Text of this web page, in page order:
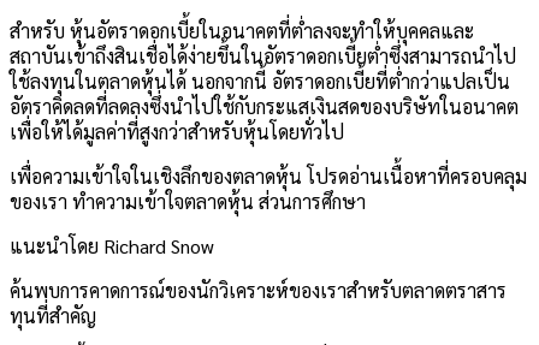
สำหรับ หุ้นอัตราดอกเบี้ยในอนาคตที่ต่ำลงจะทำให้บุคคลและ
สถาบันเข้าถึงสินเชื่อได้ง่ายขึ้นในอัตราดอกเบี้ยต่ำซึ่งสามารถนำไป
ใช้ลงทุนในตลาดหุ้นได้ นอกจากนี้ อัตราดอกเบี้ยที่ต่ำกว่าแปลเป็น
อัตราคิดลดที่ลดลงซึ่งนำไปใช้กับกระแสเงินสดของบริษัทในอนาคต
เพื่อให้ได้มูลค่าที่สูงกว่าสำหรับหุ้นโดยทั่วไป
เพื่อความเข้าใจในเชิงลึกของตลาดหุ้น โปรดอ่านเนื้อหาที่ครอบคลุม
ของเรา ทำความเข้าใจตลาดหุ้น ส่วนการศึกษา
แนะนำโดย Richard Snow
ค้นพบการคาดการณ์ของนักวิเคราะห์ของเราสำหรับตลาดตราสาร
ทุนที่สำคัญ